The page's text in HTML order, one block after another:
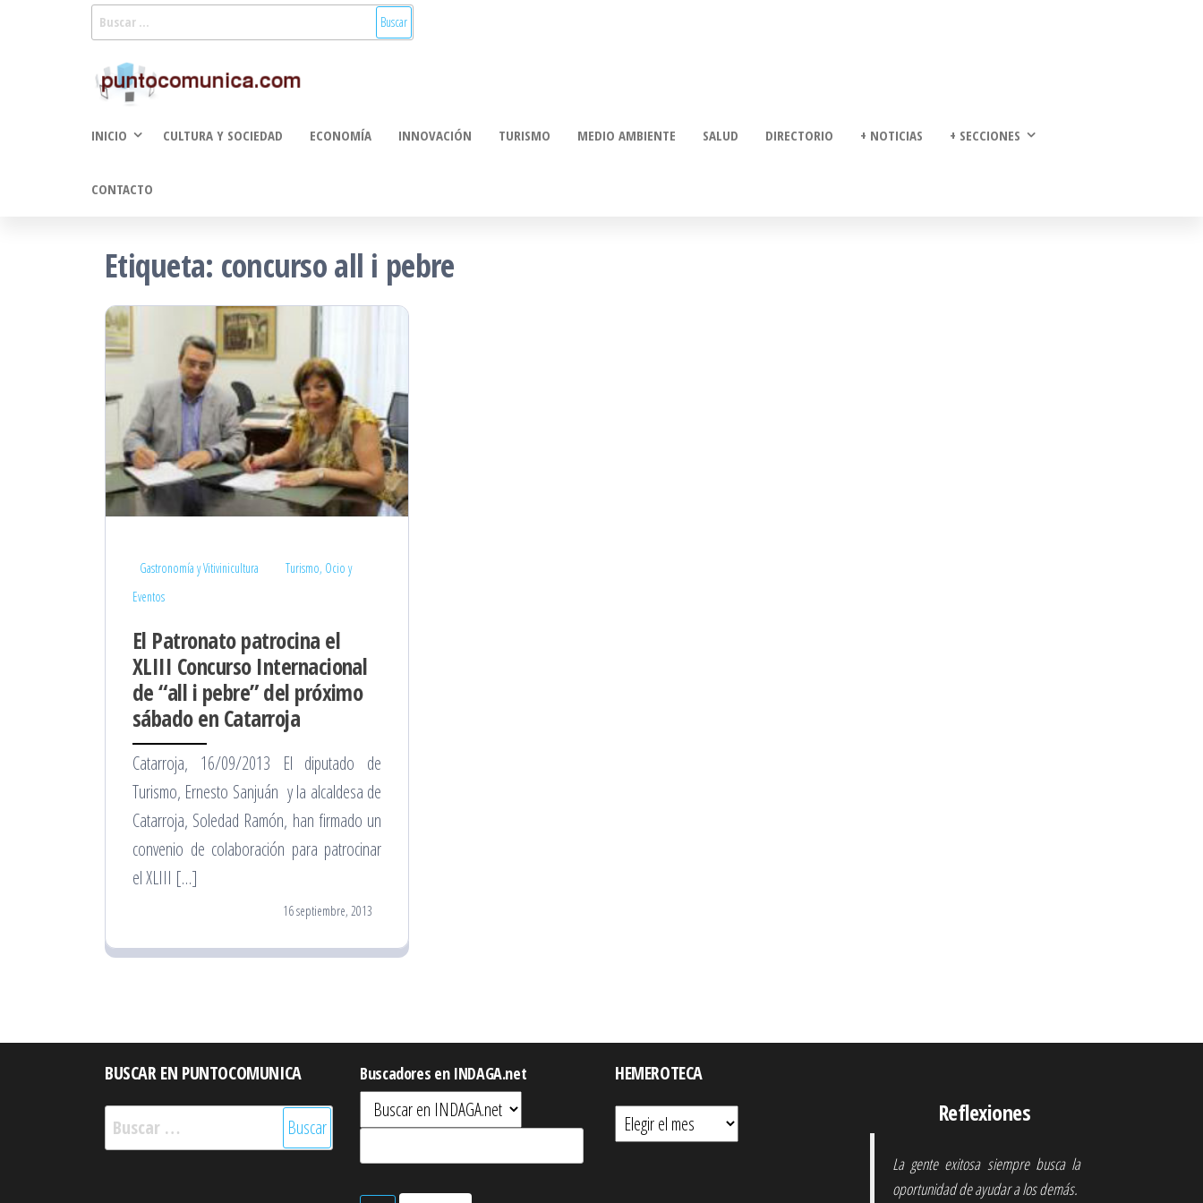
2.0
economía,
INICIO CULTURA Y SOCIEDAD ECONOMÍA INNOVACIÓN TURISMO MEDIO AMBIENTE SALUD DIRECTORIO + NOTICIAS + SECCIONES
CONTACTO
Etiqueta: concurso all i pebre
Gastronomía y Vitivinicultura
Turismo, Ocio y
Eventos
El Patronato patrocina el
XLIII Concurso Internacional
de “all i pebre” del próximo
sábado en Catarroja
Catarroja, 16/09/2013 El diputado de
Turismo, Ernesto Sanjuán y la alcaldesa de
Catarroja, Soledad Ramón, han firmado un
convenio de colaboración para patrocinar
el XLIII […]
16 septiembre, 2013
BUSCAR EN PUNTOCOMUNICA
Buscar:
Buscadores en INDAGA.net
HEMEROTECA
Hemeroteca
Reflexiones
La gente exitosa siempre busca la
oportunidad de ayudar a los demás.